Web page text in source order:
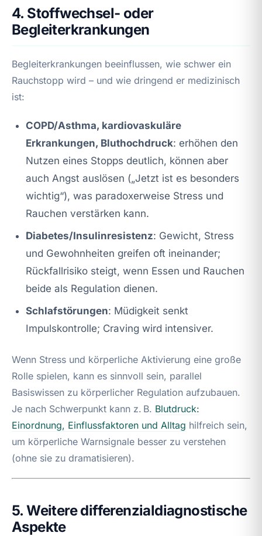
4. Stoffwechsel- oder
Begleiterkrankungen
Begleiterkrankungen beeinflussen, wie schwer ein
Rauchstopp wird – und wie dringend er medizinisch
ist:
COPD/Asthma, kardiovaskuläre
Erkrankungen, Bluthochdruck: erhöhen den
Nutzen eines Stopps deutlich, können aber
auch Angst auslösen („Jetzt ist es besonders
wichtig“), was paradoxerweise Stress und
Rauchen verstärken kann.
Diabetes/Insulinresistenz: Gewicht, Stress
und Gewohnheiten greifen oft ineinander;
Rückfallrisiko steigt, wenn Essen und Rauchen
beide als Regulation dienen.
Schlafstörungen: Müdigkeit senkt
Impulskontrolle; Craving wird intensiver.
Wenn Stress und körperliche Aktivierung eine große
Rolle spielen, kann es sinnvoll sein, parallel
Basiswissen zu körperlicher Regulation aufzubauen.
Je nach Schwerpunkt kann z. B. Blutdruck:
Einordnung, Einflussfaktoren und Alltag hilfreich sein,
um körperliche Warnsignale besser zu verstehen
(ohne sie zu dramatisieren).
5. Weitere differenzialdiagnostische
Aspekte